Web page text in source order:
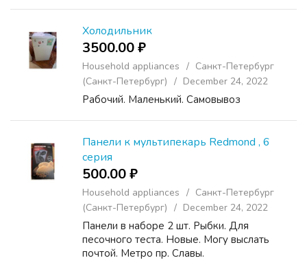
офисной среде позволит ...
Холодильник
3500.00 ₽
Household appliances
Санкт-Петербург
(Санкт-Петербург)
December 24, 2022
Рабочий. Маленький. Самовывоз
Панели к мультипекарь Redmond , 6
серия
500.00 ₽
Household appliances
Санкт-Петербург
(Санкт-Петербург)
December 24, 2022
Панели в наборе 2 шт. Рыбки. Для
песочного теста. Новые. Могу выслать
почтой. Метро пр. Славы.